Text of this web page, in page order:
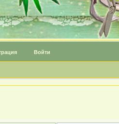
Войти